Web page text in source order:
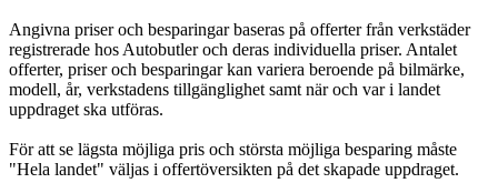
Angivna priser och besparingar baseras på offerter från verkstäder
registrerade hos Autobutler och deras individuella priser. Antalet
offerter, priser och besparingar kan variera beroende på bilmärke,
modell, år, verkstadens tillgänglighet samt när och var i landet
uppdraget ska utföras.
För att se lägsta möjliga pris och största möjliga besparing måste
"Hela landet" väljas i offertöversikten på det skapade uppdraget.